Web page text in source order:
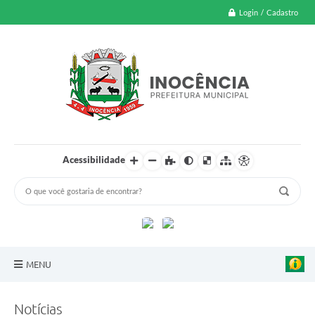
Login / Cadastro
Acessibilidade
MENU
Notícias